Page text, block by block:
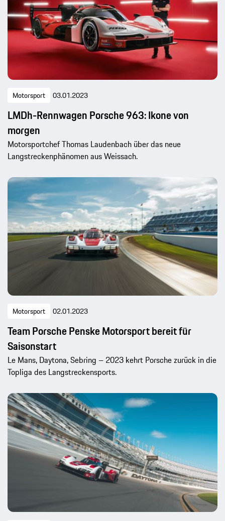
Motorsport 03.01.2023
LMDh-Rennwagen Porsche 963: Ikone von
morgen
Motorsportchef Thomas Laudenbach über das neue
Langstreckenphänomen aus Weissach.
Motorsport 02.01.2023
Team Porsche Penske Motorsport bereit für
Saisonstart
Le Mans, Daytona, Sebring – 2023 kehrt Porsche zurück in die
Topliga des Langstreckensports.